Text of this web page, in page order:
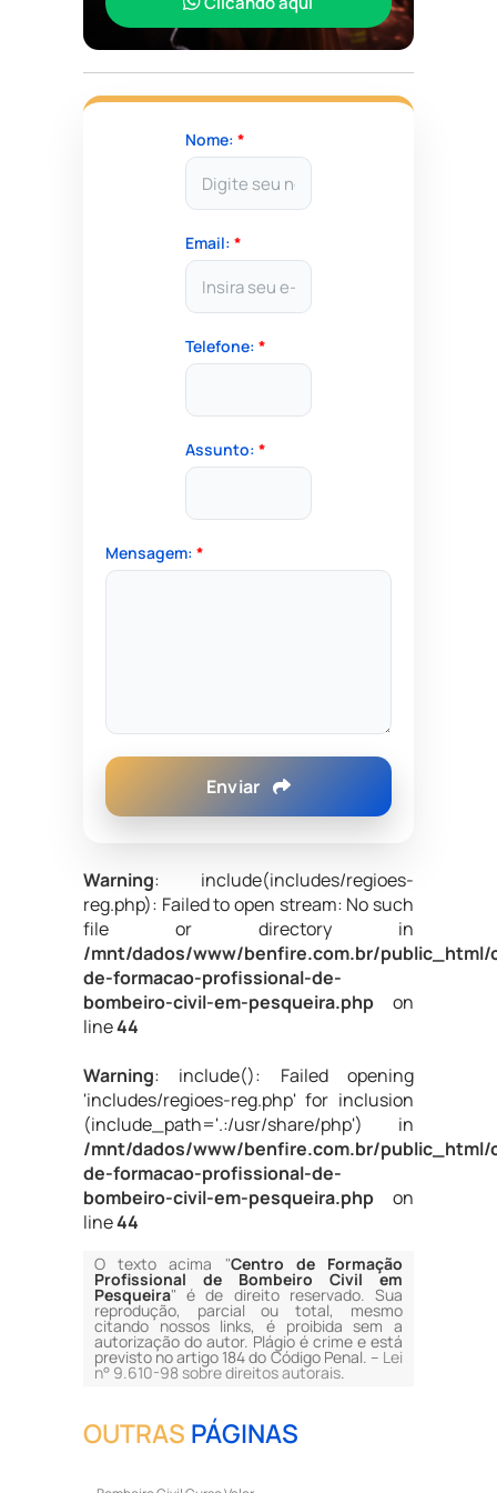
Nome: *
Email: *
Telefone: *
Assunto: *
Mensagem: *
Enviar
Warning: include(includes/regioes-
reg.php): Failed to open stream: No such
file or directory in
/mnt/dados/www/benfire.com.br/public_html/
de-formacao-profissional-de-
bombeiro-civil-em-pesqueira.phpon
line44
Warning: include(): Failed opening
'includes/regioes-reg.php' for inclusion
(include_path='.:/usr/share/php') in
/mnt/dados/www/benfire.com.br/public_html/
de-formacao-profissional-de-
bombeiro-civil-em-pesqueira.phpon
line44
O texto acima "Centro de Formação
Profissional de Bombeiro Civil em
Pesqueira" é de direito reservado. Sua
reprodução, parcial ou total, mesmo
citando nossos links, é proibida sem a
autorização do autor. Plágio é crime e está
previsto no artigo 184 do Código Penal. – Lei
n° 9.610-98 sobre direitos autorais.
OUTRAS PÁGINAS